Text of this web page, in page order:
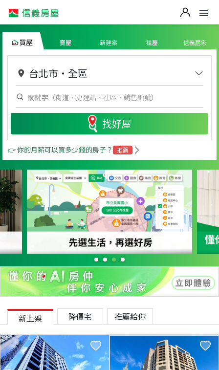
買屋 賣屋 新建案 租屋 信義居家
台北市 ・ 全區
找好屋
👉 你的月薪可以買多少錢的房子？ 推薦
新上架 降價宅 推薦給你